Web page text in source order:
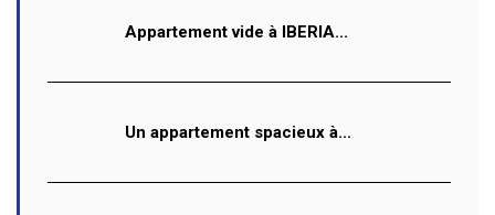
Appartement vide à IBERIA...
Un appartement spacieux à...